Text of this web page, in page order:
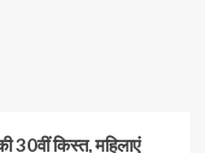
30वीं किस्त, महिलाएं